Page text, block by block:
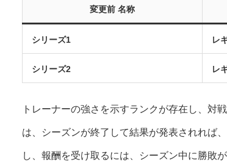
変更前 名称
シリーズ1 レ
シリーズ2 レ
トレーナーの強さを示すランクが存在し、対
は、シーズンが終了して結果が発表されれば
し、報酬を受け取るには、シーズン中に勝敗